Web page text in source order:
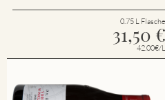
0.75 L Flasche
31,50 €
42.00€/L